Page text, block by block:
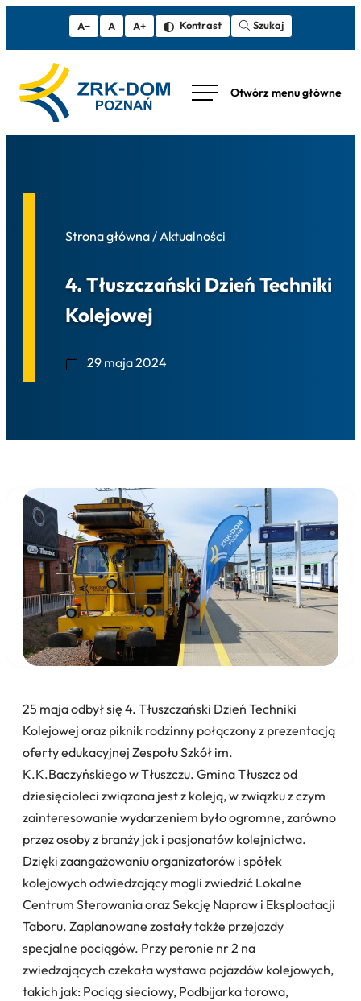
A− A A+ Kontrast Szukaj
Strona główna/Aktualności
4. Tłuszczański Dzień Techniki
Kolejowej
29 maja 2024
25 maja odbył się 4. Tłuszczański Dzień Techniki
Kolejowej oraz piknik rodzinny połączony z prezentacją
oferty edukacyjnej Zespołu Szkół im.
K.K.Baczyńskiego w Tłuszczu. Gmina Tłuszcz od
dziesięcioleci związana jest z koleją, w związku z czym
zainteresowanie wydarzeniem było ogromne, zarówno
przez osoby z branży jak i pasjonatów kolejnictwa.
Dzięki zaangażowaniu organizatorów i spółek
kolejowych odwiedzający mogli zwiedzić Lokalne
Centrum Sterowania oraz Sekcję Napraw i Eksploatacji
Taboru. Zaplanowane zostały także przejazdy
specjalne pociągów. Przy peronie nr 2 na
zwiedzających czekała wystawa pojazdów kolejowych,
takich jak: Pociąg sieciowy, Podbijarka torowa,